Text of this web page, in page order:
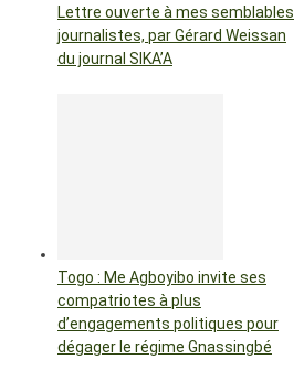
Lettre ouverte à mes semblables
journalistes, par Gérard Weissan
du journal SIKA’A
Togo : Me Agboyibo invite ses
compatriotes à plus
d’engagements politiques pour
dégager le régime Gnassingbé